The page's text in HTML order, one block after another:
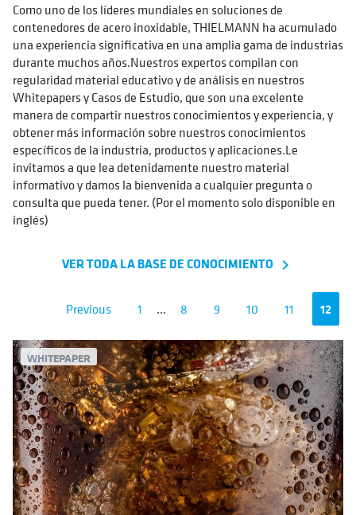
Como uno de los líderes mundiales en soluciones de
contenedores de acero inoxidable, THIELMANN ha acumulado
una experiencia significativa en una amplia gama de industrias
durante muchos años.Nuestros expertos compilan con
regularidad material educativo y de análisis en nuestros
Whitepapers y Casos de Estudio, que son una excelente
manera de compartir nuestros conocimientos y experiencia, y
obtener más información sobre nuestros conocimientos
específicos de la industria, productos y aplicaciones.Le
invitamos a que lea detenidamente nuestro material
informativo y damos la bienvenida a cualquier pregunta o
consulta que pueda tener. (Por el momento solo disponible en
inglés)
VER TODA LA BASE DE CONOCIMIENTO navigate_next
Previous 1 ... 8 9 10 11 12
WHITEPAPER